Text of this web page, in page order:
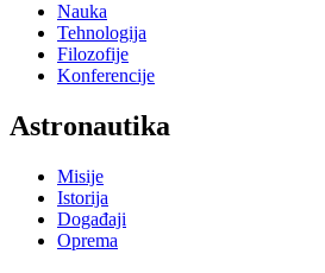
Nauka
Tehnologija
Filozofije
Konferencije
Astronautika
Misije
Istorija
Događaji
Oprema